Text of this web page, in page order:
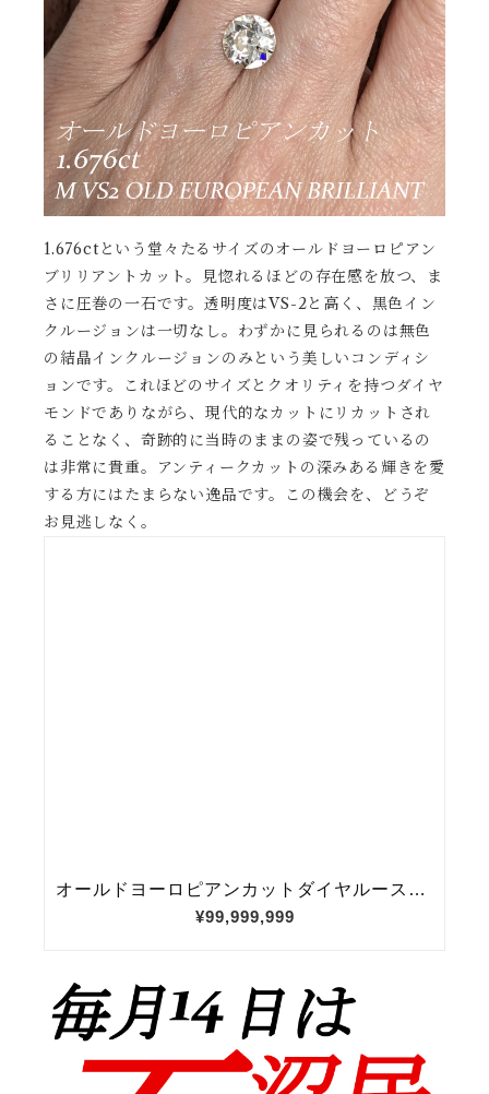
1.676ctという堂々たるサイズのオールドヨーロピアン
ブリリアントカット。見惚れるほどの存在感を放つ、ま
さに圧巻の一石です。透明度はVS-2と高く、黒色イン
クルージョンは一切なし。わずかに見られるのは無色
の結晶インクルージョンのみという美しいコンディシ
ョンです。これほどのサイズとクオリティを持つダイヤ
モンドでありながら、現代的なカットにリカットされ
ることなく、奇跡的に当時のままの姿で残っているの
は非常に貴重。アンティークカットの深みある輝きを愛
する方にはたまらない逸品です。この機会を、どうぞ
お見逃しなく。